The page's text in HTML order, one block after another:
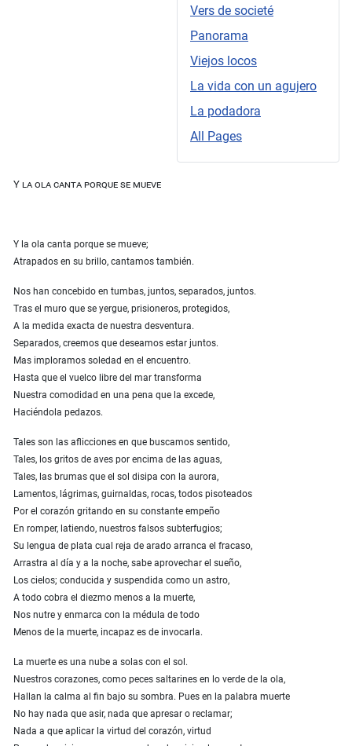
Vers de societé
Panorama
Viejos locos
La vida con un agujero
La podadora
All Pages
Y la ola canta porque se mueve
Y la ola canta porque se mueve;
Atrapados en su brillo, cantamos también.
Nos han concebido en tumbas, juntos, separados, juntos.
Tras el muro que se yergue, prisioneros, protegidos,
A la medida exacta de nuestra desventura.
Separados, creemos que deseamos estar juntos.
Mas imploramos soledad en el encuentro.
Hasta que el vuelco libre del mar transforma
Nuestra comodidad en una pena que la excede,
Haciéndola pedazos.
Tales son las aflicciones en que buscamos sentido,
Tales, los gritos de aves por encima de las aguas,
Tales, las brumas que el sol disipa con la aurora,
Lamentos, lágrimas, guirnaldas, rocas, todos pisoteados
Por el corazón gritando en su constante empeño
En romper, latiendo, nuestros falsos subterfugios;
Su lengua de plata cual reja de arado arranca el fracaso,
Arrastra al día y a la noche, sabe aprovechar el sueño,
Los cielos; conducida y suspendida como un astro,
A todo cobra el diezmo menos a la muerte,
Nos nutre y enmarca con la médula de todo
Menos de la muerte, incapaz es de invocarla.
La muerte es una nube a solas con el sol.
Nuestros corazones, como peces saltarines en lo verde de la ola,
Hallan la calma al fin bajo su sombra. Pues en la palabra muerte
No hay nada que asir, nada que apresar o reclamar;
Nada a que aplicar la virtud del corazón, virtud